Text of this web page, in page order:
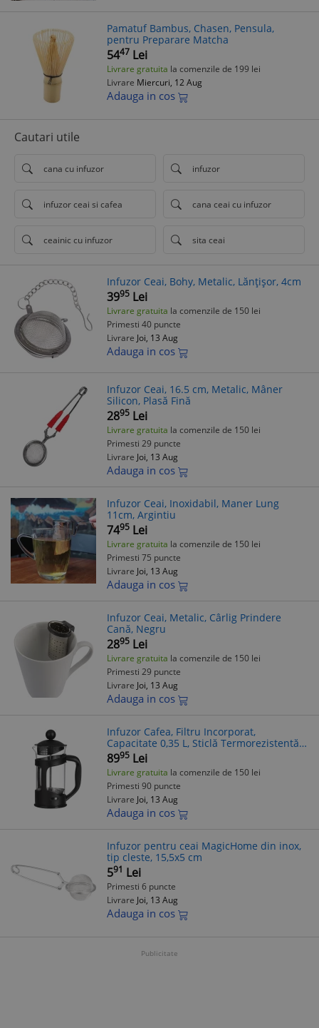
Pamatuf Bambus, Chasen, Pensula,
pentru Preparare Matcha
5447 Lei
Livrare gratuita la comenzile de 199 lei
Livrare Miercuri, 12 Aug
Adauga in cos
Cautari utile
cana cu infuzor infuzor
infuzor ceai si cafea cana ceai cu infuzor
ceainic cu infuzor sita ceai
Infuzor Ceai, Bohy, Metalic, Lănțișor, 4cm
3995 Lei
Livrare gratuita la comenzile de 150 lei
Primesti 40 puncte
Livrare Joi, 13 Aug
Adauga in cos
Infuzor Ceai, 16.5 cm, Metalic, Mâner
Silicon, Plasă Fină
2895 Lei
Livrare gratuita la comenzile de 150 lei
Primesti 29 puncte
Livrare Joi, 13 Aug
Adauga in cos
Infuzor Ceai, Inoxidabil, Maner Lung
11cm, Argintiu
7495 Lei
Livrare gratuita la comenzile de 150 lei
Primesti 75 puncte
Livrare Joi, 13 Aug
Adauga in cos
Infuzor Ceai, Metalic, Cârlig Prindere
Cană, Negru
2895 Lei
Livrare gratuita la comenzile de 150 lei
Primesti 29 puncte
Livrare Joi, 13 Aug
Adauga in cos
Infuzor Cafea, Filtru Incorporat,
Capacitate 0,35 L, Sticlă Termorezistentă,
Negru
8995 Lei
Livrare gratuita la comenzile de 150 lei
Primesti 90 puncte
Livrare Joi, 13 Aug
Adauga in cos
Infuzor pentru ceai MagicHome din inox,
tip cleste, 15,5x5 cm
591 Lei
Primesti 6 puncte
Livrare Joi, 13 Aug
Adauga in cos
Publicitate